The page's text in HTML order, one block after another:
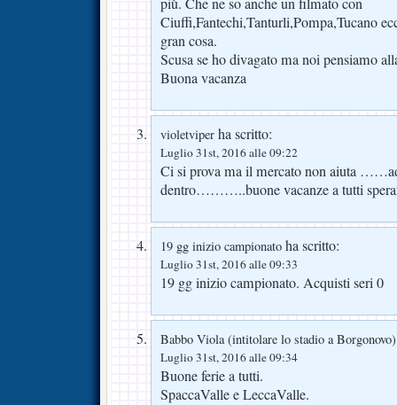
Ciuffi,Fantechi,Tanturli,Pompa,Tucano
gran cosa.
Scusa se ho divagato ma noi pensiamo
Buona vacanza
violetviper ha scritto:
Luglio 31st, 2016 alle 09:22
Ci si prova ma il mercato non aiuta
dentro………..buone vacanze a tutti
19 gg inizio campionato ha scritto:
Luglio 31st, 2016 alle 09:33
19 gg inizio campionato. Acquisti seri 0
Babbo Viola (intitolare lo stadio a Borgonovo)
Luglio 31st, 2016 alle 09:34
Buone ferie a tutti.
SpaccaValle e LeccaValle.